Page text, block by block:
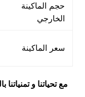
حجم الماكينة
الخارجي
سعر الماكينة
مع تحياتنا و